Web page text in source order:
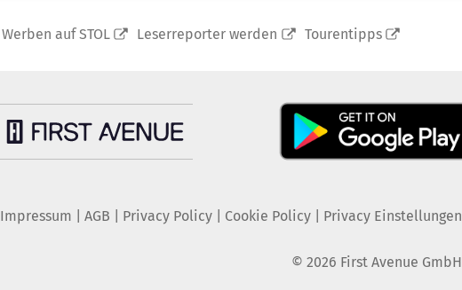
Werben auf STOL Leserreporter werden Tourentipps
Impressum AGB Privacy Policy| Cookie Policy| Privacy Einstellungen
© 2026 First Avenue GmbH